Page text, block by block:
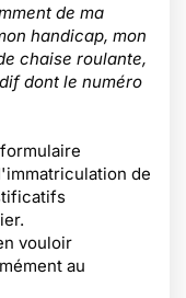
de ma
handicap, mon
chaise roulante,
dont le numéro
de
vouloir
au